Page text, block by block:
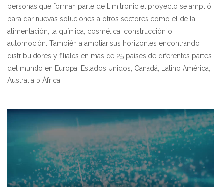
personas que forman parte de Limitronic el proyecto se amplió
para dar nuevas soluciones a otros sectores como el de la
alimentación, la química, cosmética, construcción o
automoción. También a ampliar sus horizontes encontrando
distribuidores y filiales en más de 25 países de diferentes partes
del mundo en Europa, Estados Unidos, Canadá, Latino América,
Australia o África.